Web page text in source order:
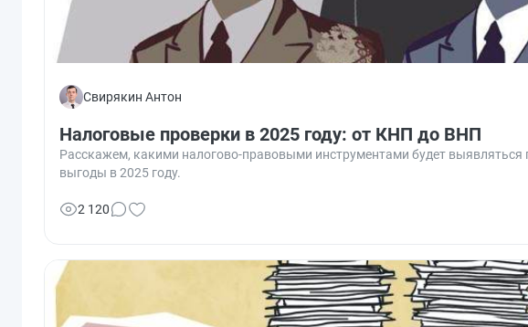
Свирякин Антон
Налоговые проверки в 2025 году: от КНП до ВНП
Расскажем, какими налогово-правовыми инструментами будет
выгоды в 2025 году.
2 120